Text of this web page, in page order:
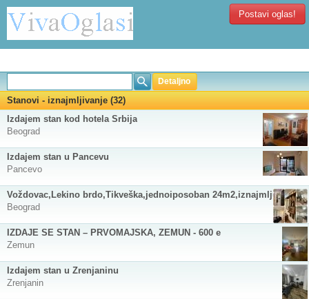
Postavi oglas!
Detaljno
Stanovi - iznajmljivanje (32)
Izdajem stan kod hotela Srbija
Beograd
Izdajem stan u Pancevu
Pancevo
Voždovac,Lekino brdo,Tikveška,jednoiposoban 24m2,iznajmljujem
Beograd
IZDAJE SE STAN – PRVOMAJSKA, ZEMUN - 600 e
Zemun
Izdajem stan u Zrenjaninu
Zrenjanin